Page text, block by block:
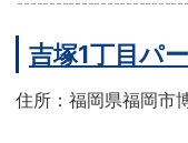
吉塚1丁目パ
住所：福岡県福岡市